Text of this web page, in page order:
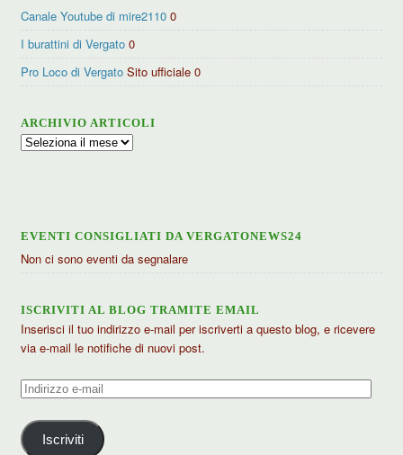
Canale Youtube di mire2110 0
I burattini di Vergato 0
Pro Loco di Vergato Sito ufficiale 0
ARCHIVIO ARTICOLI
Archivio
EVENTI CONSIGLIATI DA VERGATONEWS24
Non ci sono eventi da segnalare
ISCRIVITI AL BLOG TRAMITE EMAIL
Inserisci il tuo indirizzo e-mail per iscriverti a questo blog, e ricevere
via e-mail le notifiche di nuovi post.
Indirizzo
mail
Iscriviti